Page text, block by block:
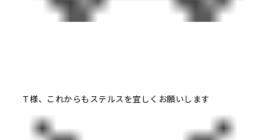
Ｔ様、これからもステルスを宜しくお願いします